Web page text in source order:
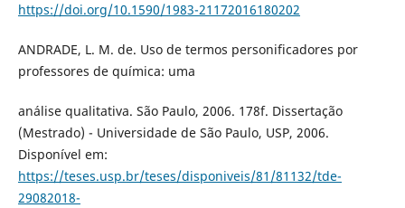
https://doi.org/10.1590/1983-21172016180202
ANDRADE, L. M. de. Uso de termos personificadores por
professores de química: uma
análise qualitativa. São Paulo, 2006. 178f. Dissertação
(Mestrado) - Universidade de São Paulo, USP, 2006.
Disponível em:
https://teses.usp.br/teses/disponiveis/81/81132/tde-
29082018-